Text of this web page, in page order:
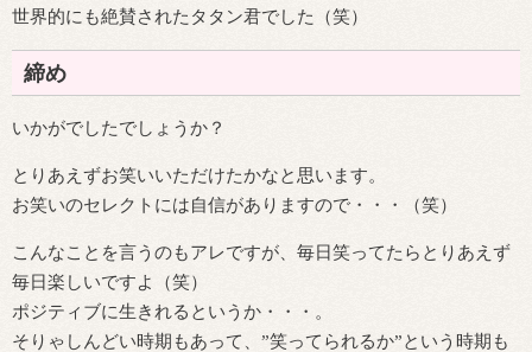
世界的にも絶賛されたタタン君でした（笑）
締め
いかがでしたでしょうか？
とりあえずお笑いいただけたかなと思います。
お笑いのセレクトには自信がありますので・・・（笑）
こんなことを言うのもアレですが、毎日笑ってたらとりあえず
毎日楽しいですよ（笑）
ポジティブに生きれるというか・・・。
そりゃしんどい時期もあって、”笑ってられるか”という時期も